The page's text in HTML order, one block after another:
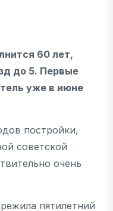
60 лет,
до 5. Первые
уже в июне
постройки,
советской
очень
пятилетний